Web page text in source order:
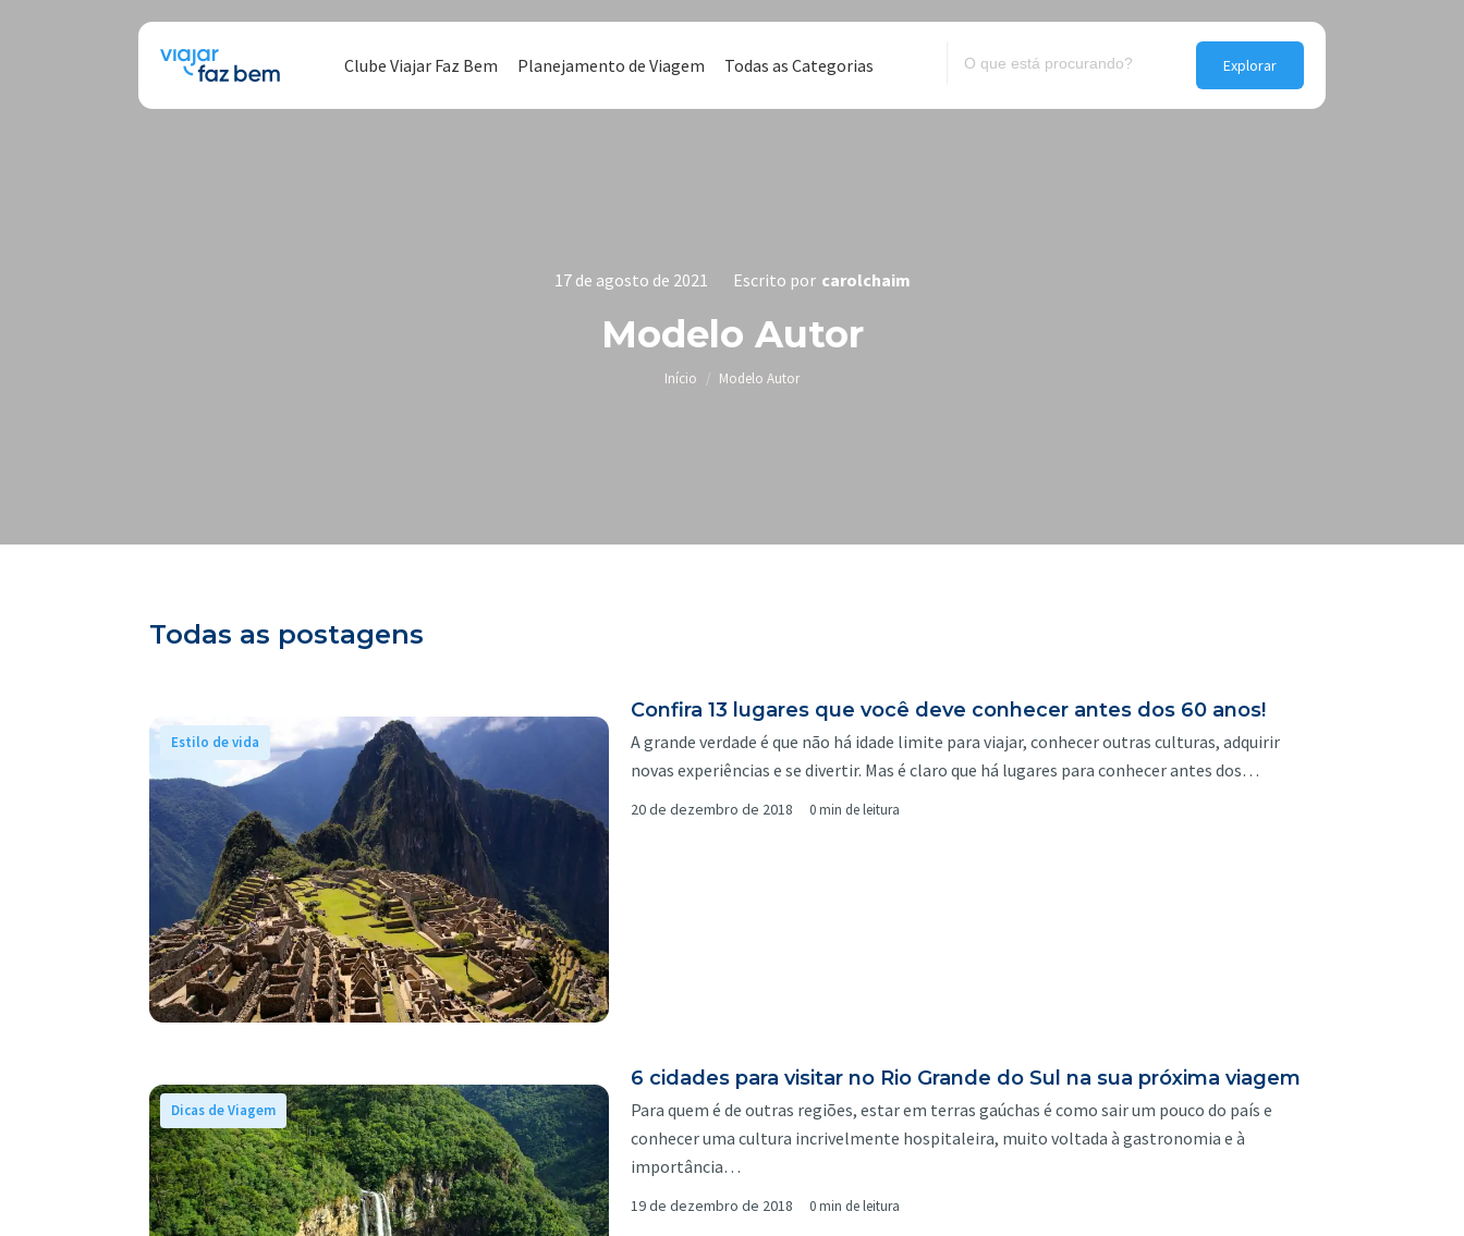
Clube Viajar Faz Bem Planejamento de Viagem Todas as Categorias
17 de agosto de 2021 Escrito por carolchaim
Modelo Autor
Você está aqui:
Início Modelo Autor
Todas as postagens
Estilo de vida
Confira 13 lugares que você deve conhecer antes dos 60 anos!
20 de dezembro de 2018 0 min de leitura
A grande verdade é que não há idade limite para viajar, conhecer outras culturas, adquirir
novas experiências e se divertir. Mas é claro que há lugares para conhecer antes dos…
Dicas de Viagem
6 cidades para visitar no Rio Grande do Sul na sua próxima viagem
19 de dezembro de 2018 0 min de leitura
Para quem é de outras regiões, estar em terras gaúchas é como sair um pouco do país e
conhecer uma cultura incrivelmente hospitaleira, muito voltada à gastronomia e à
importância…